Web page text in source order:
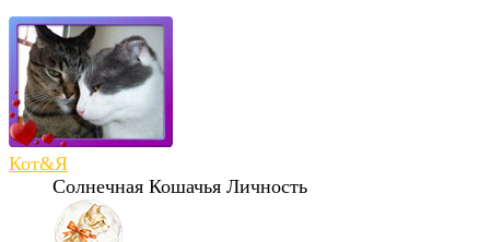
Кот&Я
Солнечная Кошачья Личность